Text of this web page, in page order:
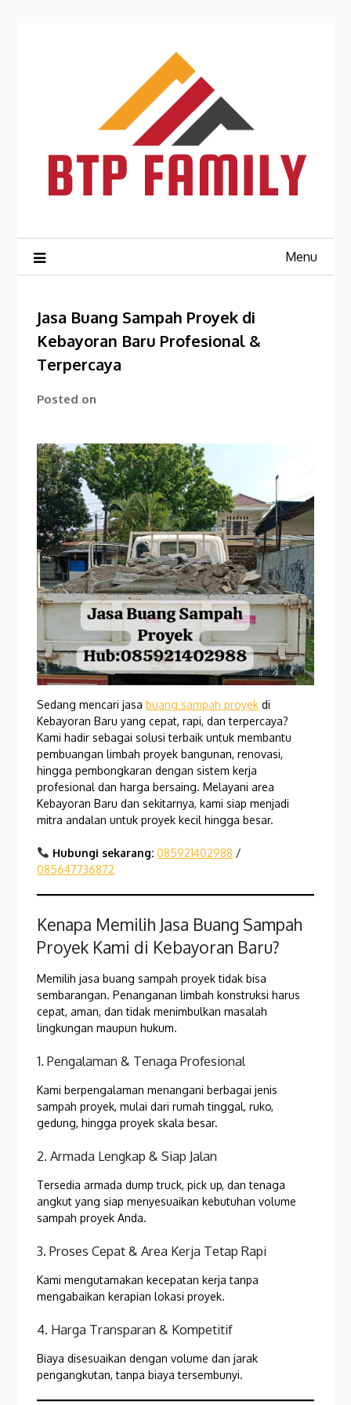
Menu
Jasa Buang Sampah Proyek di
Kebayoran Baru Profesional &
Terpercaya
Posted on
Sedang mencari jasabuang sampah proyek di
Kebayoran Baru yang cepat, rapi, dan terpercaya?
Kami hadir sebagai solusi terbaik untuk membantu
pembuangan limbah proyek bangunan, renovasi,
hingga pembongkaran dengan sistem kerja
profesional dan harga bersaing. Melayani area
Kebayoran Baru dan sekitarnya, kami siap menjadi
mitra andalan untuk proyek kecil hingga besar.
Hubungi sekarang: 085921402988 /
085647736872
Kenapa Memilih Jasa Buang Sampah
Proyek Kami di Kebayoran Baru?
Memilih jasa buang sampah proyek tidak bisa
sembarangan. Penanganan limbah konstruksi harus
cepat, aman, dan tidak menimbulkan masalah
lingkungan maupun hukum.
1. Pengalaman & Tenaga Profesional
Kami berpengalaman menangani berbagai jenis
sampah proyek, mulai dari rumah tinggal, ruko,
gedung, hingga proyek skala besar.
2. Armada Lengkap & Siap Jalan
Tersedia armada dump truck, pick up, dan tenaga
angkut yang siap menyesuaikan kebutuhan volume
sampah proyek Anda.
3. Proses Cepat & Area Kerja Tetap Rapi
Kami mengutamakan kecepatan kerja tanpa
mengabaikan kerapian lokasi proyek.
4. Harga Transparan & Kompetitif
Biaya disesuaikan dengan volume dan jarak
pengangkutan, tanpa biaya tersembunyi.